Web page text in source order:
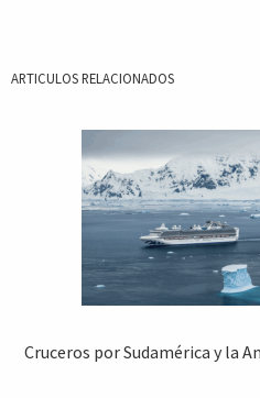
ARTICULOS RELACIONADOS
Cruceros por Sudamérica y la